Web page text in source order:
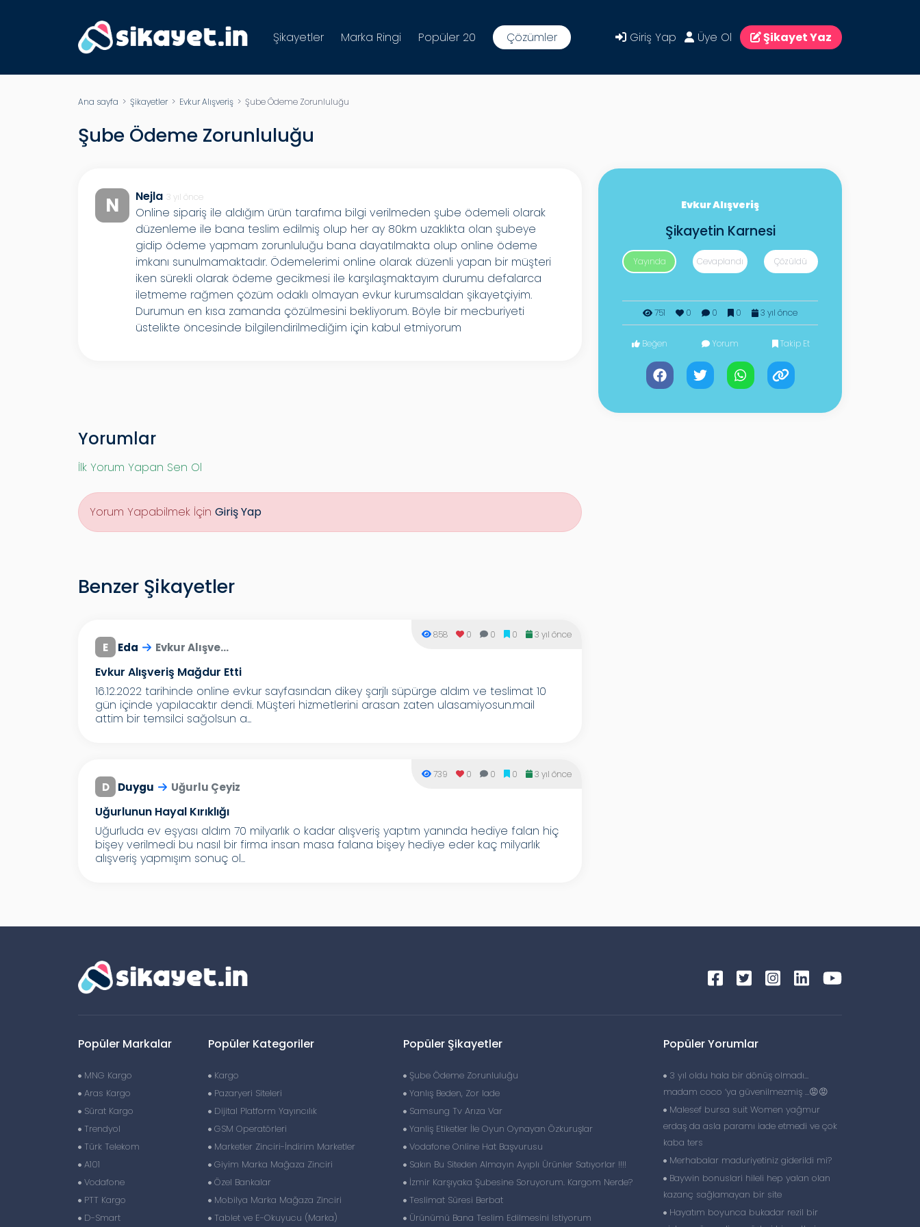
Şikayetler Marka Ringi Popüler 20 Çözümler Giriş Yap Üye Ol Şikayet Yaz
Ana sayfa > Şikayetler> Evkur Alışveriş > Şube Ödeme Zorunluluğu
Şube Ödeme Zorunluluğu
N Nejla 3 yıl önce
Online sipariş ile aldığım ürün tarafıma bilgi verilmeden şube ödemeli olarak
düzenleme ile bana teslim edilmiş olup her ay 80km uzaklıkta olan şubeye
gidip ödeme yapmam zorunluluğu bana dayatılmakta olup online ödeme
imkanı sunulmamaktadır. Ödemelerimi online olarak düzenli yapan bir müşteri
iken sürekli olarak ödeme gecikmesi ile karşılaşmaktayım durumu defalarca
iletmeme rağmen çözüm odaklı olmayan evkur kurumsaldan şikayetçiyim.
Durumun en kısa zamanda çözülmesini bekliyorum. Böyle bir mecburiyeti
üstelikte öncesinde bilgilendirilmediğim için kabul etmiyorum
Evkur Alışveriş
Şikayetin Karnesi
Yayında Cevaplandı Çözüldü
751 0 0 0 3 yıl önce
Beğen Yorum Takip Et
Yorumlar
İlk Yorum Yapan Sen Ol
Yorum Yapabilmek İçin Giriş Yap
Benzer Şikayetler
E Eda Evkur Alışve...
Evkur Alışveriş Mağdur Etti
858 0 0 0 3 yıl önce
16.12.2022 tarihinde online evkur sayfasından dikey şarjlı süpürge aldım ve teslimat 10
gün içinde yapılacaktır dendi. Müşteri hizmetlerini arasan zaten ulasamiyosun.mail
attim bir temsilci sağolsun a...
D Duygu Uğurlu Çeyiz
Uğurlunun Hayal Kırıklığı
739 0 0 0 3 yıl önce
Uğurluda ev eşyası aldım 70 milyarlık o kadar alışveriş yaptım yanında hediye falan hiç
bişey verilmedi bu nasıl bir firma insan masa falana bişey hediye eder kaç milyarlık
alışveriş yapmışım sonuç ol...
Popüler Markalar
MNG Kargo
Aras Kargo
Sürat Kargo
Trendyol
Türk Telekom
A101
Vodafone
PTT Kargo
D-Smart
Popüler Kategoriler
Kargo
Pazaryeri Siteleri
Dijital Platform Yayıncılık
GSM Operatörleri
Marketler Zinciri-İndirim Marketler
Giyim Marka Mağaza Zinciri
Özel Bankalar
Mobilya Marka Mağaza Zinciri
Tablet ve E-Okuyucu (Marka)
Popüler Şikayetler
Şube Ödeme Zorunluluğu
Yanlış Beden, Zor Iade
Samsung Tv Arıza Var
Yanliş Etiketler İle Oyun Oynayan Özkuruşlar
Vodafone Online Hat Başvurusu
Sakın Bu Siteden Almayın Ayıplı Ürünler Satıyorlar !!!!
İzmir Karşıyaka Şubesine Soruyorum. Kargom Nerde?
Teslimat Süresi Berbat
Ürünümü Bana Teslim Edilmesini Istiyorum
Popüler Yorumlar
3 yıl oldu hala bir dönüş olmadı…
madam coco ‘ya güvenilmezmiş …😡😡
Malesef bursa suit Women yağmur
erdaş da asla paramı iade etmedi ve çok
kaba ters
Merhabalar maduriyetiniz giderildi mi?
Baywin bonuslari hileli hep yalan olan
kazanç sağlamayan bir site
Hayatım boyunca bukadar rezil bir